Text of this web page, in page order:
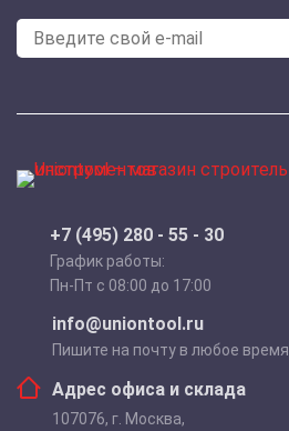
+7 (495) 280 - 55 - 30
График работы:
Пн-Пт с 08:00 до 17:00
info@uniontool.ru
Пишите на почту в любое время
Адрес офиса и склада
107076, г. Москва,